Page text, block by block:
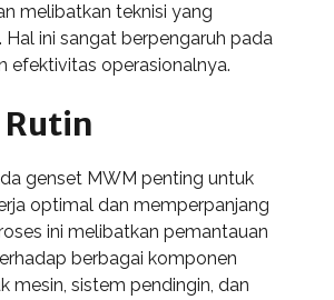
melibatkan teknisi yang
ini sangat berpengaruh pada
efektivitas operasionalnya.
Rutin
genset MWM penting untuk
optimal dan memperpanjang
ini melibatkan pemantauan
berbagai komponen
mesin, sistem pendingin, dan